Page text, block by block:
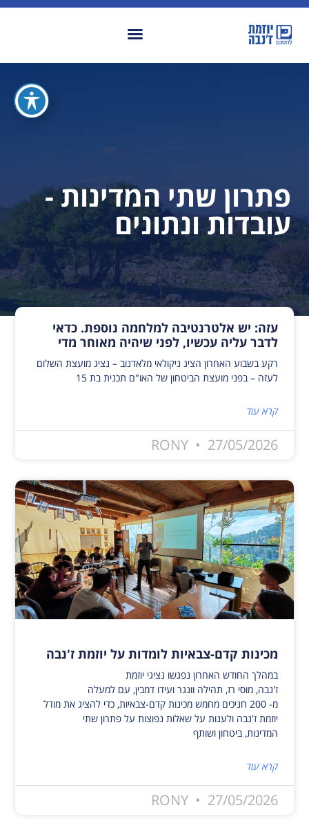
פתרון שתי המדינות -
עובדות ונתונים
עזה: יש אלטרנטיבה למלחמה נוספת. כדאי
לדבר עליה עכשיו, לפני שיהיה מאוחר מדי
רקע בשבוע האחרון הציג ניקולאי מלאדנוב – נציג מועצת השלום
לעזה – בפני מועצת הביטחון של האו"ם תכנית בת 15
קרא עוד
RONY 27/05/2026
מכינות קדם-צבאיות לומדות על יוזמת ז'נבה
במהלך החודש האחרון נפגשו נציגי יוזמת
ז'נבה, מוסי רז, תהילה וונגר ועידו דמבין, עם למעלה
מ- 200 חניכים מחמש מכינות קדם-צבאיות, כדי להציג את מודל
יוזמת ז'נבה ולענות על שאלות נפוצות על פתרון שתי
המדינות, ביטחון ושותף
קרא עוד
RONY 27/05/2026